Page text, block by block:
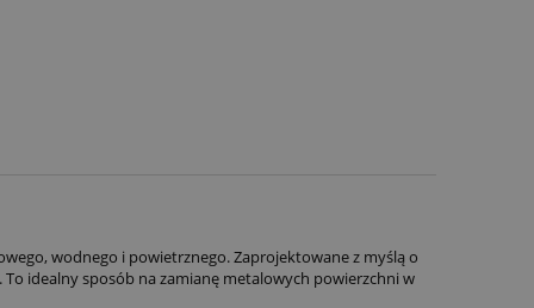
wodnego i powietrznego. Zaprojektowane z myślą o
idealny sposób na zamianę metalowych powierzchni w